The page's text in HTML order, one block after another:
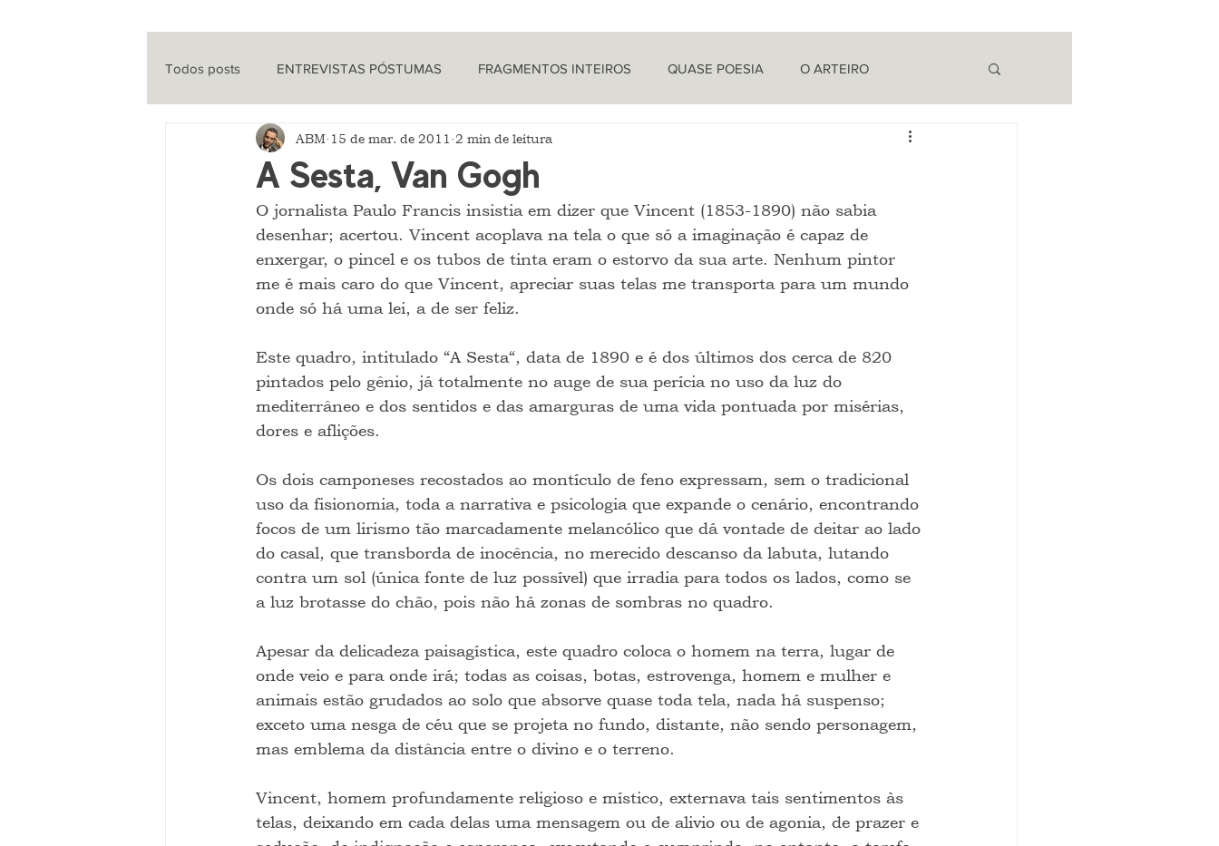
Todos posts ENTREVISTAS PÓSTUMAS FRAGMENTOS INTEIROS QUASE POESIA O ARTEIRO
ENTREVISTAS CINEMA PROVOCAÇÕES NADA FILOSÓFICAS
QUE HISTÓRIA É ESSA? POLÍTICA ARTIGOS O CRONISTA
A Sesta, Van Gogh
ABM 15 de mar. de 2011 2 min de leitura
O jornalista Paulo Francis insistia em dizer que Vincent (1853-1890) não sabia
desenhar; acertou. Vincent acoplava na tela o que só a imaginação é capaz de
enxergar, o pincel e os tubos de tinta eram o estorvo da sua arte. Nenhum pintor
me é mais caro do que Vincent, apreciar suas telas me transporta para um mundo
onde só há uma lei, a de ser feliz.
Este quadro, intitulado “A Sesta“, data de 1890 e é dos últimos dos cerca de 820
pintados pelo gênio, já totalmente no auge de sua perícia no uso da luz do
mediterrâneo e dos sentidos e das amarguras de uma vida pontuada por misérias,
dores e aflições.
Os dois camponeses recostados ao montículo de feno expressam, sem o tradicional
uso da fisionomia, toda a narrativa e psicologia que expande o cenário, encontrando
focos de um lirismo tão marcadamente melancólico que dá vontade de deitar ao lado
do casal, que transborda de inocência, no merecido descanso da labuta, lutando
contra um sol (única fonte de luz possível) que irradia para todos os lados, como se
a luz brotasse do chão, pois não há zonas de sombras no quadro.
Apesar da delicadeza paisagística, este quadro coloca o homem na terra, lugar de
onde veio e para onde irá; todas as coisas, botas, estrovenga, homem e mulher e
animais estão grudados ao solo que absorve quase toda tela, nada há suspenso;
exceto uma nesga de céu que se projeta no fundo, distante, não sendo personagem,
mas emblema da distância entre o divino e o terreno.
Vincent, homem profundamente religioso e místico, externava tais sentimentos às
telas, deixando em cada delas uma mensagem ou de alivio ou de agonia, de prazer e